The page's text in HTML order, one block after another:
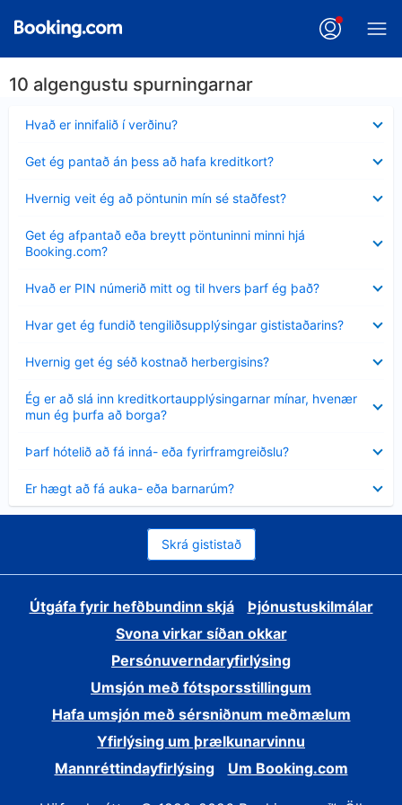
10 algengustu spurningarnar
Hvað er innifalið í verðinu?
sýnt
Get ég pantað án þess að hafa kreditkort?
sýnt
Hvernig veit ég að pöntunin mín sé staðfest?
sýnt
Get ég afpantað eða breytt pöntuninni minni hjá
Booking.com?
sýnt
Hvað er PIN númerið mitt og til hvers þarf ég það?
sýnt
Hvar get ég fundið tengiliðsupplýsingar gististaðarins?
sýnt
Hvernig get ég séð kostnað herbergisins?
sýnt
Ég er að slá inn kreditkortaupplýsingarnar mínar, hvenær
mun ég þurfa að borga?
Minna
sýnt
Þarf hótelið að fá inná- eða fyrirframgreiðslu?
sýnt
Er hægt að fá auka- eða barnarúm?
sýnt
Skrá gististað
Útgáfa fyrir hefðbundinn skjá
Þjónustuskilmálar
Svona virkar síðan okkar
Persónuverndaryfirlýsing
Umsjón með fótsporsstillingum
Hafa umsjón með sérsniðnum meðmælum
Yfirlýsing um þrælkunarvinnu
Mannréttindayfirlýsing
Um Booking.com